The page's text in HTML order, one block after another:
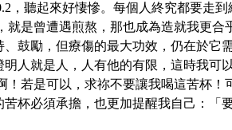
，聽起來好悽慘。每個人終究都要走
是曾遭遇煎熬，那也成為造就我更合
鼓勵，但療傷的最大功效，仍在於它
人就是人，人有他的有限，這時我可
若是可以，求祢不要讓我喝這苦杯！
杯必須承擔，也更加提醒我自己：「